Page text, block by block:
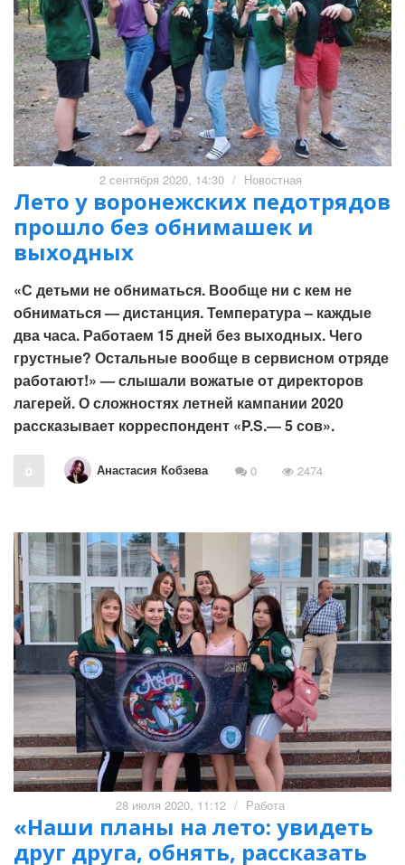
2 сентября 2020, 14:30 / Новостная
Лето у воронежских педотрядов
прошло без обнимашек и
выходных
«С детьми не обниматься. Вообще ни с кем не
обниматься — дистанция. Температура – каждые
два часа. Работаем 15 дней без выходных. Чего
грустные? Остальные вообще в сервисном отряде
работают!» — слышали вожатые от директоров
лагерей. О сложностях летней кампании 2020
рассказывает корреспондент «P.S.― 5 сов».
0 Анастасия Кобзева 0 2474
28 июля 2020, 11:12 / Работа
«Наши планы на лето: увидеть
друг друга, обнять, рассказать